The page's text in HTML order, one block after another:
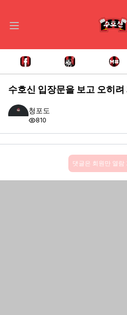
수호신 입장문을 보고 오히
청포도
810
댓글은 회원만 열람